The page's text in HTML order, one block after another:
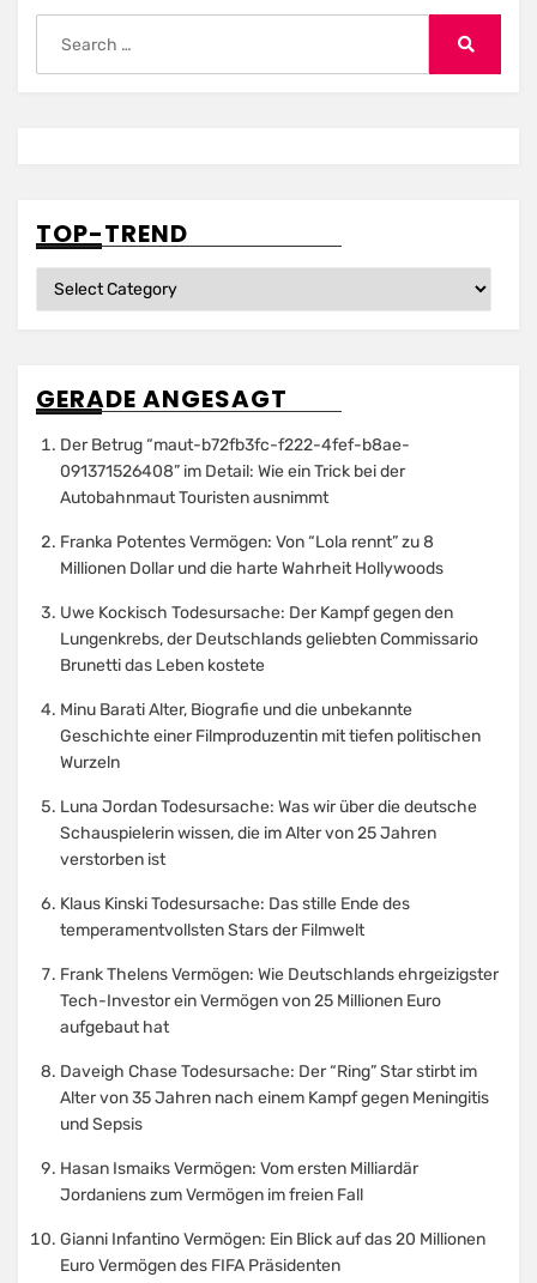
TOP-TREND
Top-
GERADE ANGESAGT
Der Betrug “maut-b72fb3fc-f222-4fef-b8ae-
091371526408” im Detail: Wie ein Trick bei der
Autobahnmaut Touristen ausnimmt
Franka Potentes Vermögen: Von “Lola rennt” zu 8
Millionen Dollar und die harte Wahrheit Hollywoods
Uwe Kockisch Todesursache: Der Kampf gegen den
Lungenkrebs, der Deutschlands geliebten Commissario
Brunetti das Leben kostete
Minu Barati Alter, Biografie und die unbekannte
Geschichte einer Filmproduzentin mit tiefen politischen
Wurzeln
Luna Jordan Todesursache: Was wir über die deutsche
Schauspielerin wissen, die im Alter von 25 Jahren
verstorben ist
Klaus Kinski Todesursache: Das stille Ende des
temperamentvollsten Stars der Filmwelt
Frank Thelens Vermögen: Wie Deutschlands ehrgeizigster
Tech-Investor ein Vermögen von 25 Millionen Euro
aufgebaut hat
Daveigh Chase Todesursache: Der “Ring” Star stirbt im
Alter von 35 Jahren nach einem Kampf gegen Meningitis
und Sepsis
Hasan Ismaiks Vermögen: Vom ersten Milliardär
Jordaniens zum Vermögen im freien Fall
Gianni Infantino Vermögen: Ein Blick auf das 20 Millionen
Euro Vermögen des FIFA Präsidenten